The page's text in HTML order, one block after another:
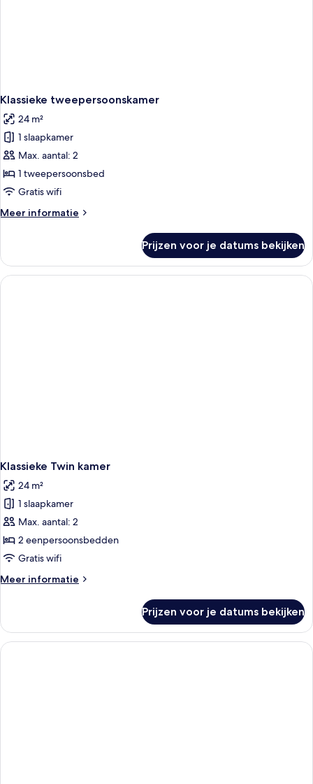
Klassieke tweepersoonskamer
24 m²
1 slaapkamer
Max. aantal: 2
1 tweepersoonsbed
Gratis wifi
Meer informatie
Meer
tweepersoonskamer
Prijzen voor je datums bekijken
Klassieke Twin kamer
24 m²
1 slaapkamer
Max. aantal: 2
2 eenpersoonsbedden
Gratis wifi
Meer informatie
Meer
Twin
kamer
Prijzen voor je datums bekijken